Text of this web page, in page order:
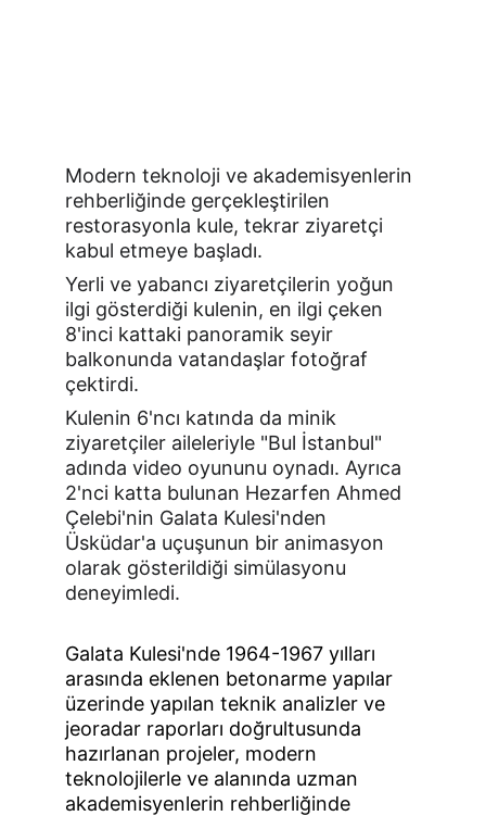
Modern teknoloji ve akademisyenlerin
rehberliğinde gerçekleştirilen
restorasyonla kule, tekrar ziyaretçi
kabul etmeye başladı.
Yerli ve yabancı ziyaretçilerin yoğun
ilgi gösterdiği kulenin, en ilgi çeken
8'inci kattaki panoramik seyir
balkonunda vatandaşlar fotoğraf
çektirdi.
Kulenin 6'ncı katında da minik
ziyaretçiler aileleriyle "Bul İstanbul"
adında video oyununu oynadı. Ayrıca
2'nci katta bulunan Hezarfen Ahmed
Çelebi'nin Galata Kulesi'nden
Üsküdar'a uçuşunun bir animasyon
olarak gösterildiği simülasyonu
deneyimledi.
Galata Kulesi'nde 1964-1967 yılları
arasında eklenen betonarme yapılar
üzerinde yapılan teknik analizler ve
jeoradar raporları doğrultusunda
hazırlanan projeler, modern
teknolojilerle ve alanında uzman
akademisyenlerin rehberliğinde